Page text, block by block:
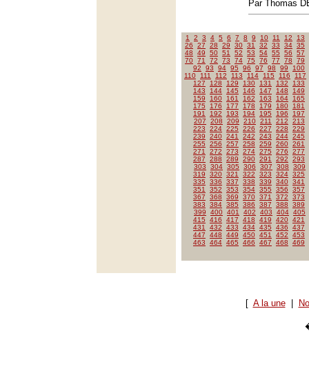
Par Thomas
1 2 3 4 5 6 7 8 9 10 11 12
13
26
27 28 29 30 31 32 33 34 35
48
49 50 51 52 53 54 55 56
57
70 71 72 73 74 75 76 77 78
79
92
93 94 95 96 97 98 99
100
110
111 112 113 114 115 116
117
127
128 129 130 131 132
133
143
144 145 146 147 148
149
159
160 161 162 163 164
165
175
176 177 178 179 180
181
191
192 193 194 195 196
197
207
208 209 210 211 212
213
223
224 225 226 227 228
229
239
240 241 242 243 244 245
255
256 257 258 259 260 261
271
272 273 274 275 276
277
287
288 289 290 291 292
293
303
304 305 306 307 308
309
319
320 321 322 323 324 325
335
336 337 338 339 340 341
351
352 353 354 355 356
357
367
368 369 370 371 372
373
383
384 385 386 387 388
389
399
400 401 402 403 404 405
415
416 417 418 419 420 421
431
432 433 434 435 436
437
447
448 449 450 451 452
453
463
464 465 466 467 468 469
[ A la une|